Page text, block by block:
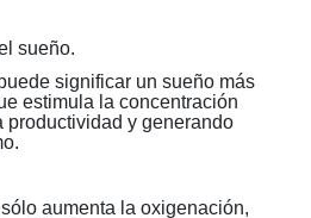
sueño.
significar un sueño más
estimula la concentración
productividad y generando
aumenta la oxigenación,